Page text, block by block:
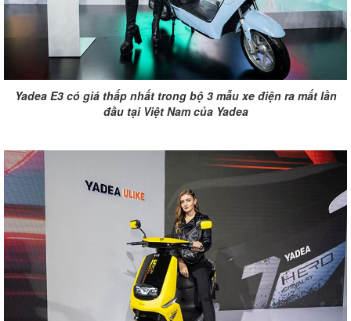
Yadea E3 có giá thấp nhất trong bộ 3 mẫu xe điện ra mắt lần
đầu tại Việt Nam của Yadea